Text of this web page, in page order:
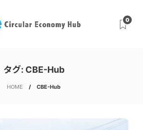
0
タグ: CBE-Hub
HOME CBE-Hub